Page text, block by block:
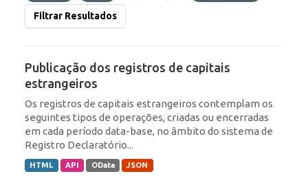
Filtrar Resultados
Publicação dos registros de capitais
estrangeiros
Os registros de capitais estrangeiros contemplam os
seguintes tipos de operações, criadas ou encerradas
em cada período data-base, no âmbito do sistema de
Registro Declaratório...
HTML API OData JSON